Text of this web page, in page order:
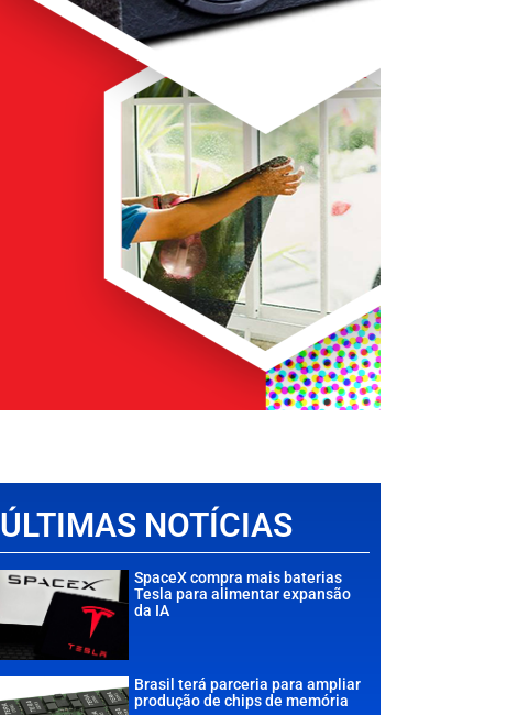
ÚLTIMAS NOTÍCIAS
SpaceX compra mais baterias
Tesla para alimentar expansão
da IA
Brasil terá parceria para ampliar
produção de chips de memória